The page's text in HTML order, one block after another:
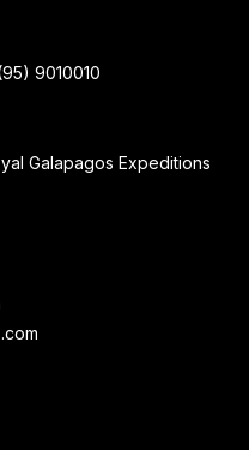
9010010
Galapagos Expeditions